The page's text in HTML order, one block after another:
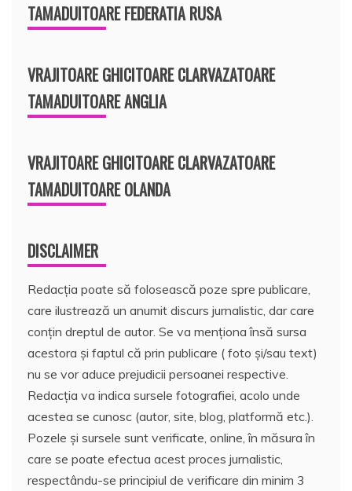
TAMADUITOARE FEDERATIA RUSA
VRAJITOARE GHICITOARE CLARVAZATOARE
TAMADUITOARE ANGLIA
VRAJITOARE GHICITOARE CLARVAZATOARE
TAMADUITOARE OLANDA
DISCLAIMER
Redacția poate să folosească poze spre publicare,
care ilustrează un anumit discurs jurnalistic, dar care
conțin dreptul de autor. Se va menționa însă sursa
acestora și faptul că prin publicare ( foto și/sau text)
nu se vor aduce prejudicii persoanei respective.
Redacția va indica sursele fotografiei, acolo unde
acestea se cunosc (autor, site, blog, platformă etc.).
Pozele și sursele sunt verificate, online, în măsura în
care se poate efectua acest proces jurnalistic,
respectându-se principiul de verificare din minim 3